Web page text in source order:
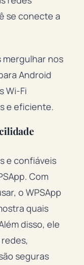
se conecte a
mergulhar nos
Android
Wi-Fi
e eficiente.
e confiáveis
Com
o WPSApp
quais
disso, ele
seguras